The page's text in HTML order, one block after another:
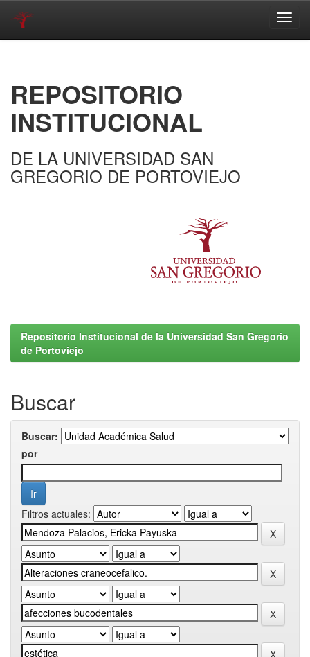
REPOSITORIO
INSTITUCIONAL
DE LA UNIVERSIDAD SAN
GREGORIO DE PORTOVIEJO
Repositorio Institucional de la Universidad San Gregorio
de Portoviejo
Buscar
Buscar:
por
Filtros actuales: